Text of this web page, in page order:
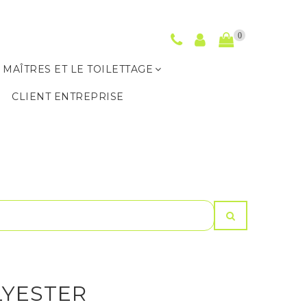
0
ET LE TOILETTAGE
CLIENT ENTREPRISE